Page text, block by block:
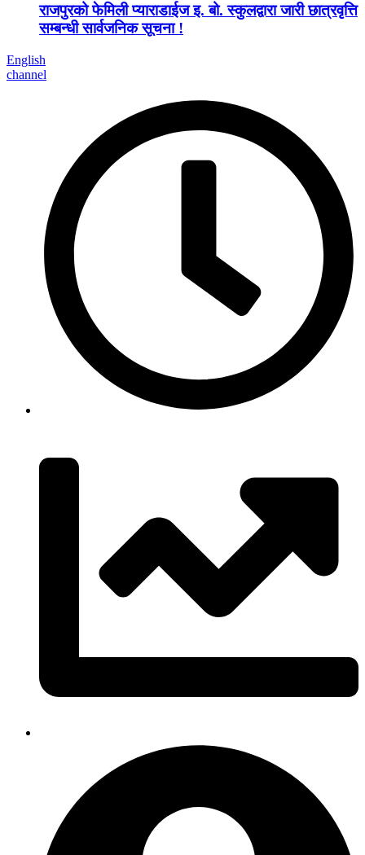
राजपुरको फेमिली प्याराडाईज इ. बो. स्कुलद्वारा जारी छात्रवृत्ति
सम्बन्धी सार्वजनिक सूचना !
English
channel